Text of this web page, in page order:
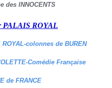
des INNOCENTS
PALAIS ROYAL
ROYAL-colonnes de BUREN
Comédie Française
de FRANCE